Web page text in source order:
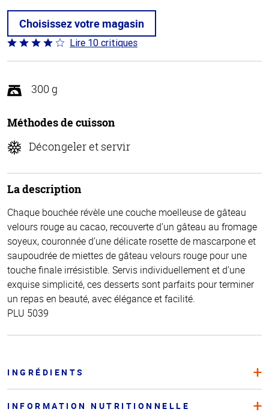
Choisissez votre magasin
Coté
4 sur
Lire 10 critiques
300 g
Méthodes de cuisson
Décongeler et servir
La description
Chaque bouchée révèle une couche moelleuse de gâteau
velours rouge au cacao, recouverte d’un gâteau au fromage
soyeux, couronnée d’une délicate rosette de mascarpone et
saupoudrée de miettes de gâteau velours rouge pour une
touche finale irrésistible. Servis individuellement et d’une
exquise simplicité, ces desserts sont parfaits pour terminer
un repas en beauté, avec élégance et facilité.
PLU 5039
INGRÉDIENTS
INFORMATION NUTRITIONNELLE